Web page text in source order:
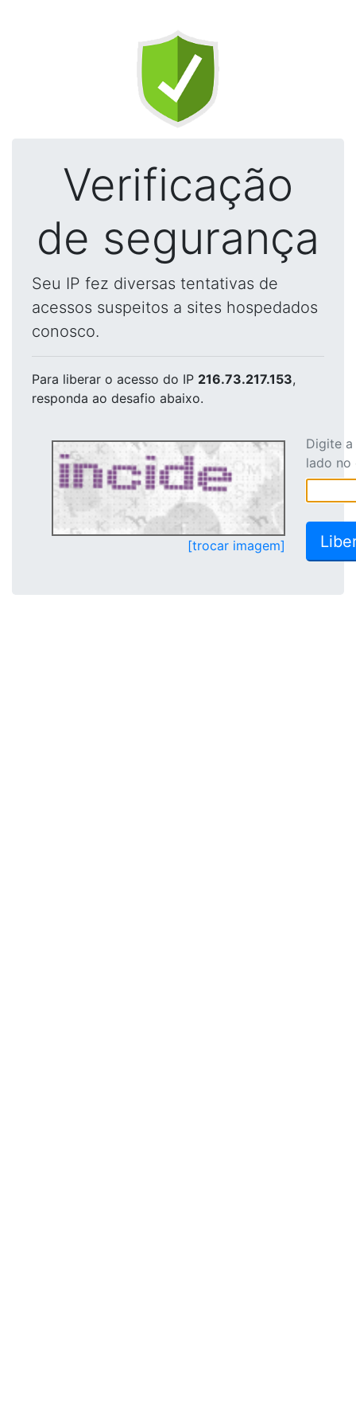
Verificação
de segurança
Seu IP fez diversas tentativas de
acessos suspeitos a sites hospedados
conosco.
Para liberar o acesso do IP 216.73.217.153,
responda ao desafio abaixo.
[trocar imagem]
Digite
lado no